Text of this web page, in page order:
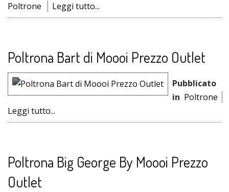
Poltrone
Leggi tutto...
Poltrona Bart di Moooi Prezzo Outlet
Pubblicato
in Poltrone
Leggi tutto...
Poltrona Big George By Moooi Prezzo
Outlet